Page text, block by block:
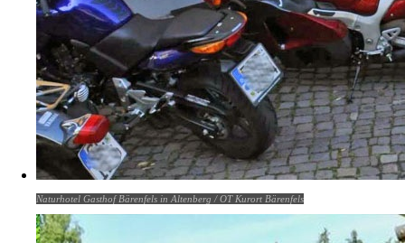
Naturhotel Gasthof Bärenfels in Altenberg / OT Kurort Bärenfels